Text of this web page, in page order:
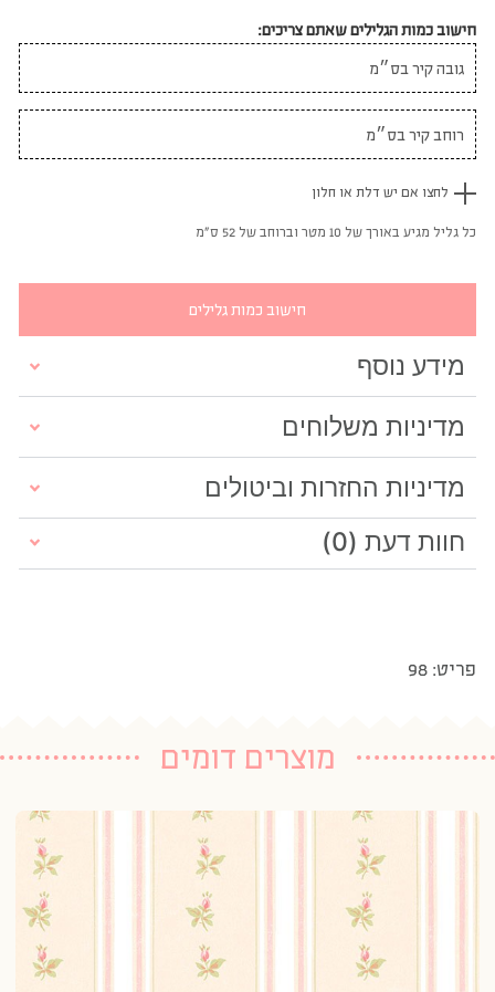
חישוב כמות הגלילים שאתם צריכים:
לחצו אם יש דלת או חלון
כל גליל מגיע באורך של 10 מטר וברוחב של 52 ס"מ
חישוב כמות גלילים
מידע נוסף
מדיניות משלוחים
מדיניות החזרות וביטולים
חוות דעת (0)
פריט: 98
מוצרים דומים